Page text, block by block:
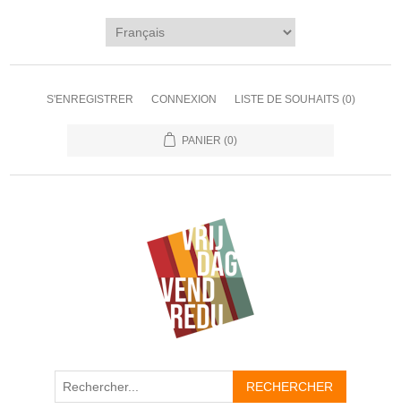
S'ENREGISTRER CONNEXION LISTE DE SOUHAITS (0)
PANIER (0)